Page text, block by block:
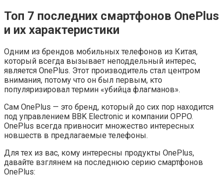
Топ 7 последних смартфонов OnePlus
и их характеристики
Одним из брендов мобильных телефонов из Китая,
который всегда вызывает неподдельный интерес,
является OnePlus. Этот производитель стал центром
внимания, потому что он был первым, кто
популяризировал термин «убийца флагманов».
Сам OnePlus — это бренд, который до сих пор находится
под управлением BBK Electronic и компании OPPO.
OnePlus всегда привносит множество интересных
новшеств в предлагаемые телефоны.
Для тех из вас, кому интересны продукты OnePlus,
давайте взглянем на последнюю серию смартфонов
OnePlus: